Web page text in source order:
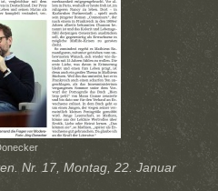
Nr. 17, Montag, 22. Januar